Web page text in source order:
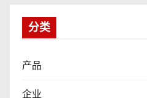
分类
产品
企业